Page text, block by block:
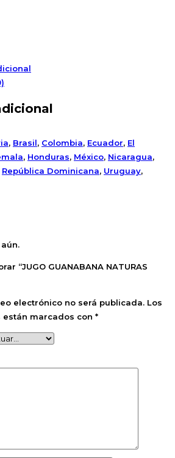
, Brasil, Colombia, Ecuador, El
, Honduras, México, Nicaragua,
República Dominicana, Uruguay,
“JUGO GUANABANA NATURAS
electrónico no será publicada. Los
marcados con *